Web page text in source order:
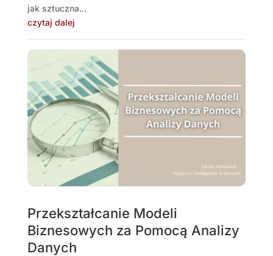
jak sztuczna...
czytaj dalej
Przekształcanie Modeli
Biznesowych za Pomocą Analizy
Danych